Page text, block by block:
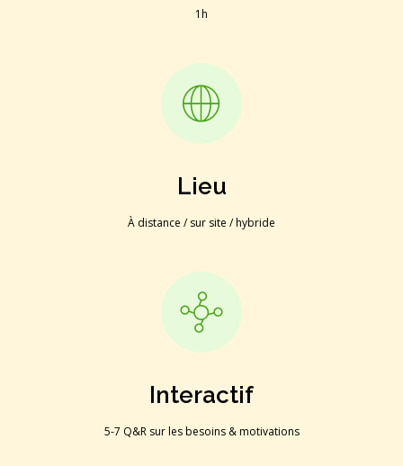
1h
Lieu
À distance / sur site ​/ hybride
Interactif
5-7 Q&R sur les besoins & motivations